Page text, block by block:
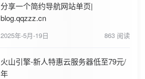
分享一个简约导航网站单页|
blog.qqzzz.cn
2025年-5月-19日 863 阅读
火山引擎-新人特惠云服务器低至79元/
年